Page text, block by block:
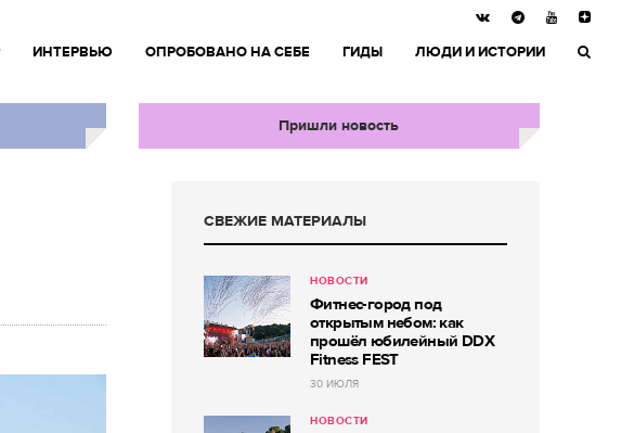
ИНТЕРВЬЮ ОПРОБОВАНО НА СЕБЕ ГИДЫ ЛЮДИ И ИСТОРИИ
Пришли новость
СВЕЖИЕ МАТЕРИАЛЫ
НОВОСТИ
Фитнес-город под
открытым небом: как
прошёл юбилейный DDX
Fitness FEST
30 ИЮЛЯ
НОВОСТИ